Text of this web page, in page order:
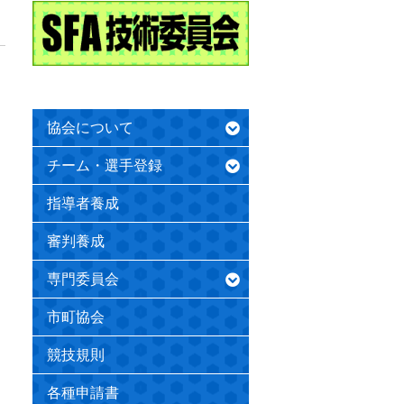
協会について
チーム・選手登録
指導者養成
審判養成
専門委員会
市町協会
競技規則
各種申請書